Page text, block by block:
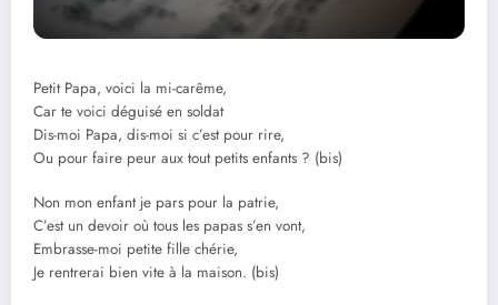
Petit Papa, voici la mi-carême,
Car te voici déguisé en soldat
Dis-moi Papa, dis-moi si c’est pour rire,
Ou pour faire peur aux tout petits enfants ? (bis)
Non mon enfant je pars pour la patrie,
C’est un devoir où tous les papas s’en vont,
Embrasse-moi petite fille chérie,
Je rentrerai bien vite à la maison. (bis)